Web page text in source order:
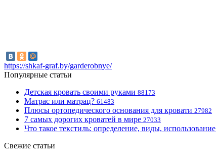
https://shkaf-graf.by/garderobnye/
Популярные статьи
Детская кровать своими руками 88173
Матрас или матрац? 61483
Плюсы ортопедического основания для кровати 27982
7 самых дорогих кроватей в мире 27033
Что такое текстиль: определение, виды, использование
Свежие статьи